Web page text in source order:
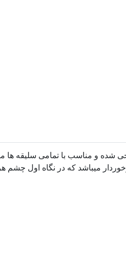
و مناسب با تمامی سلیقه ها
میباشد که در نگاه اول چشم هر